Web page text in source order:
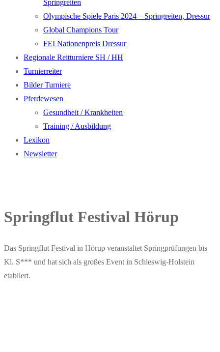
Springreiten
Olympische Spiele Paris 2024 – Springreiten, Dressur
Global Champions Tour
FEI Nationenpreis Dressur
Regionale Reitturniere SH / HH
Turnierreiter
Bilder Turniere
Pferdewesen
Gesundheit / Krankheiten
Training / Ausbildung
Lexikon
Newsletter
Springflut Festival Hörup
Das Springflut Festival in Hörup veranstaltet Springprüfungen bis
Kl. S*** und hat sich als großes Event in Schleswig-Holstein
etabliert.